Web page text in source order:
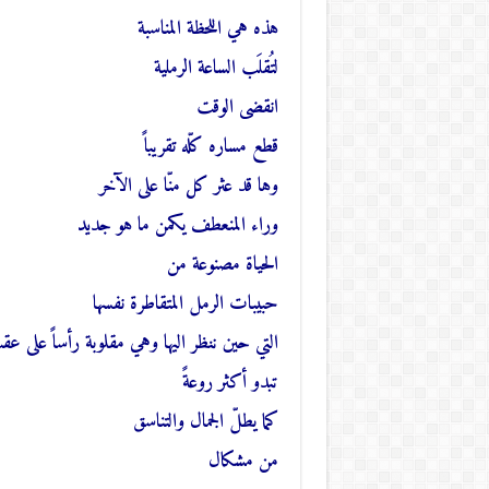
هذه هي اللحظة المناسبة
لتُقلَب الساعة الرملية
انقضى الوقت
قطع مساره كلّه تقريباً
وها قد عثر كل منّا على الآخر
وراء المنعطف يكمن ما هو جديد
الحياة مصنوعة من
حبيبات الرمل المتقاطرة نفسها
التي حين ننظر اليها وهي مقلوبة رأساً على
تبدو أكثر روعةً
كما يطلّ الجمال والتناسق
من مشكال